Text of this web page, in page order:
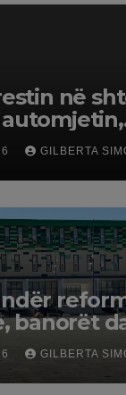
në
vjeçari
GILBERTA
banorët
GILBERTA